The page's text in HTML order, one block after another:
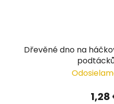
Dřevěné dno na
1,28